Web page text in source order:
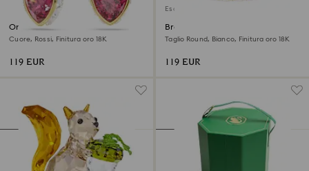
Orecchini pendenti Chroma
Cuore, Rossi, Finitura oro 18K
119 EUR
Esclusiva online
Braccialetto Dextera
Taglio Round, Bianco, Finitura oro 18K
119 EUR